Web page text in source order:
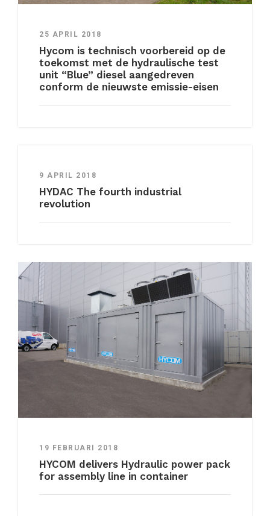
25 APRIL 2018
Hycom is technisch voorbereid op de
toekomst met de hydraulische test
unit “Blue” diesel aangedreven
conform de nieuwste emissie-eisen
9 APRIL 2018
HYDAC The fourth industrial
revolution
19 FEBRUARI 2018
HYCOM delivers Hydraulic power pack
for assembly line in container